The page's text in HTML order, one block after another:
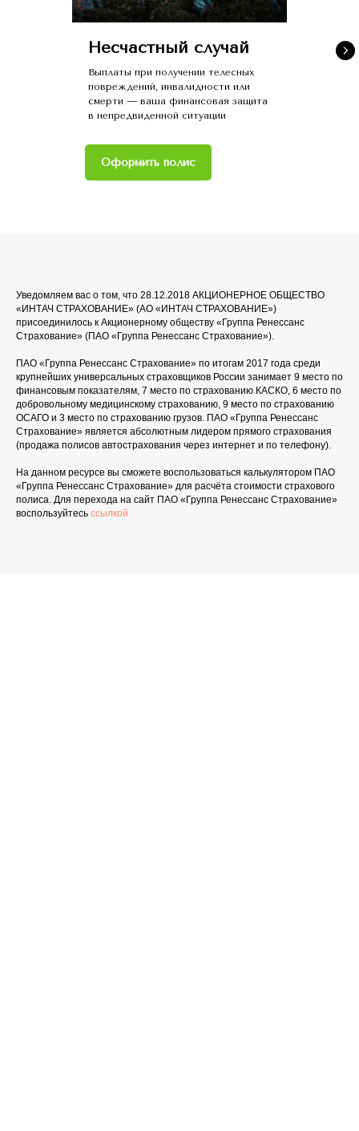
Несчастный случай
Выплаты при получении телесных
повреждений, инвалидности или
смерти — ваша финансовая защита
в непредвиденной ситуации
Оформить полис
Уведомляем вас о том, что 28.12.2018 АКЦИОНЕРНОЕ ОБЩЕСТВО
«ИНТАЧ СТРАХОВАНИЕ» (АО «ИНТАЧ СТРАХОВАНИЕ»)
присоединилось к Акционерному обществу «Группа Ренессанс
Страхование» (ПАО «Группа Ренессанс Страхование»).
ПАО «Группа Ренессанс Страхование» по итогам 2017 года среди
крупнейших универсальных страховщиков России занимает 9 место по
финансовым показателям, 7 место по страхованию КАСКО, 6 место по
добровольному медицинскому страхованию, 9 место по страхованию
ОСАГО и 3 место по страхованию грузов. ПАО «Группа Ренессанс
Страхование» является абсолютным лидером прямого страхования
(продажа полисов автострахования через интернет и по телефону).
На данном ресурсе вы сможете воспользоваться калькулятором ПАО
«Группа Ренессанс Страхование» для расчёта стоимости страхового
полиса. Для перехода на сайт ПАО «Группа Ренессанс Страхование»
воспользуйтесь ссылкой